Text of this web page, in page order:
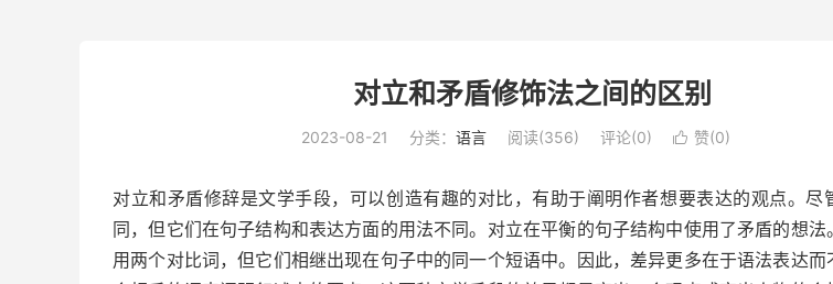
对立和矛盾修饰法之间的区别
2023-08-21 分类： 语言 阅读(356) 评论(0)  赞(0)
对立和矛盾修辞是文学手段，可以创造有趣的对比，有助于阐明作者想要表达的观点。尽
同，但它们在句子结构和表达方面的用法不同。对立在平衡的句子结构中使用了矛盾的想
用两个对比词，但它们相继出现在句子中的同一个短语中。因此，差异更多在于语法表达而